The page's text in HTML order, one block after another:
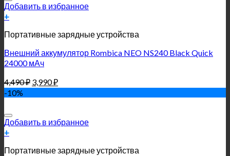
Добавить в избранное
+
Портативные зарядные устройства
Внешний аккумулятор Rombica NEO NS240 Black Quick
24000 мАч
4,490₽ 3,990₽
-10%
Добавить в избранное
+
Портативные зарядные устройства